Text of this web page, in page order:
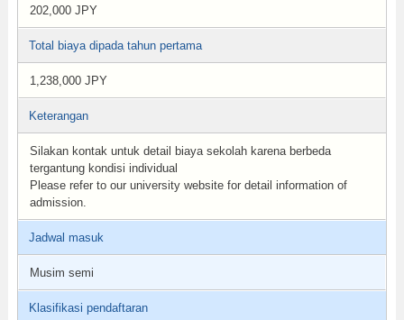
202,000 JPY
Total biaya dipada tahun pertama
1,238,000 JPY
Keterangan
Silakan kontak untuk detail biaya sekolah karena berbeda
tergantung kondisi individual
Please refer to our university website for detail information of
admission.
Jadwal masuk
Musim semi
Klasifikasi pendaftaran